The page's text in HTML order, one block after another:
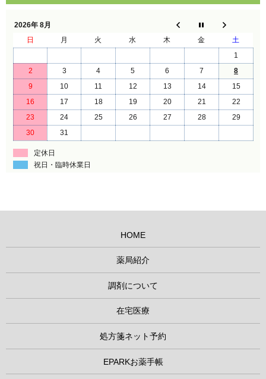
2026年 8月
日
月 火 水 木 金
土
1
2
3 4 5 6 7
8
9
10 11 12 13 14
15
16
17 18 19 20 21
22
23
24 25 26 27 28
29
30
31
定休日
祝日・臨時休業日
HOME
薬局紹介
調剤について
在宅医療
処方箋ネット予約
EPARKお薬手帳